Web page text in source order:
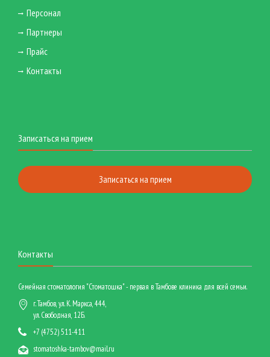
Персонал
Партнеры
Прайс
Контакты
Записаться на прием
Записаться на прием
Контакты
Семейная стоматология "Стоматошка" - первая в Тамбове клиника для всей семьи.
г. Тамбов, ул. К. Маркса, 444,
ул. Свободная, 12Б.
+7 (4752) 511-411
stomatoshka-tambov@mail.ru